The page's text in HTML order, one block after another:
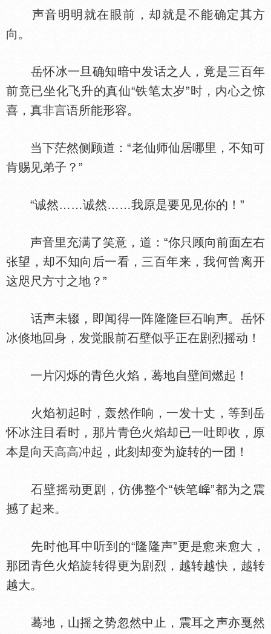
声音明明就在眼前，却就是不能确定其方
向。
岳怀冰一旦确知暗中发话之人，竟是三百年
前竟已坐化飞升的真仙“铁笔太岁”时，内心之惊
喜，真非言语所能形容。
当下茫然侧顾道：“老仙师仙居哪里，不知可
肯赐见弟子？”
“诚然……诚然……我原是要见见你的！”
声音里充满了笑意，道：“你只顾向前面左右
张望，却不知向后一看，三百年来，我何曾离开
这咫尺方寸之地？”
话声未辍，即闻得一阵隆隆巨石响声。岳怀
冰倏地回身，发觉眼前石壁似乎正在剧烈摇动！
一片闪烁的青 火焰，蓦地自壁间燃起！
火焰初起时，轰然作响，一发十丈，等到岳
怀冰注目看时，那片青
火焰却已一吐即收，原
本是向天高高冲起，此刻却变为旋转的一团！
石壁摇动更剧，仿佛整个“铁笔
”都为之震
撼了起来。
先时他耳中听到的“隆隆声”更是愈来愈大，
那团青
火焰旋转得更为剧烈，越转越快，越转
越大。
蓦地，山摇之势忽然中止，震耳之声亦戛然